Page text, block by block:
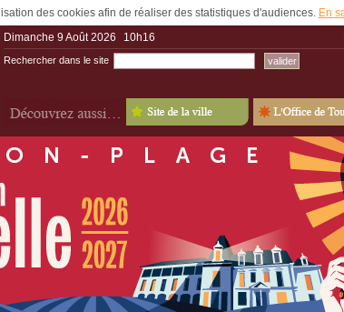
des cookies afin de réaliser des statistiques d'audiences. En
Dimanche 9 Août 2026
10h16
Rechercher dans le site